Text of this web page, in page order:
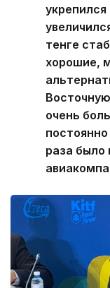
тенге
хорошие,
очень
раза было